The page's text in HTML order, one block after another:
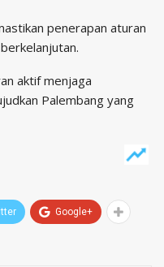
penerapan aturan
aktif menjaga
Palembang yang
Google+